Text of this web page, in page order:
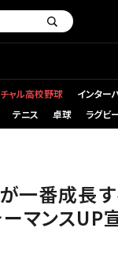
ャル高校野球 インター
テニス 卓球 ラグビ
が一番成長
ーマンスUP